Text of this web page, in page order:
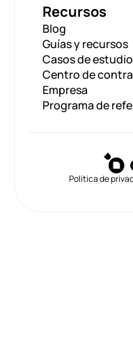
Recursos
Blog
Guías y recursos
Casos de estudio
Centro de
Empresa
Programa de
Política de